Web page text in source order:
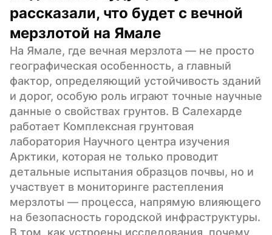
рассказали, что будет с вечной
мерзлотой на Ямале
На Ямале, где вечная мерзлота — не просто
географическая особенность, а главный
фактор, определяющий устойчивость зданий
и дорог, особую роль играют точные научные
данные о свойствах грунтов. В Салехарде
работает Комплексная грунтовая
лаборатория Научного центра изучения
Арктики, которая не только проводит
детальные испытания образцов почвы, но и
участвует в мониторинге растепления
мерзлоты — процесса, напрямую влияющего
на безопасность городской инфраструктуры.
В том, как устроены исследования, почему